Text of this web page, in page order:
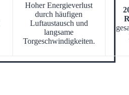
Hoher Energieverlust
durch häufigen
Luftaustausch und
langsame
Torgeschwindigkeiten.